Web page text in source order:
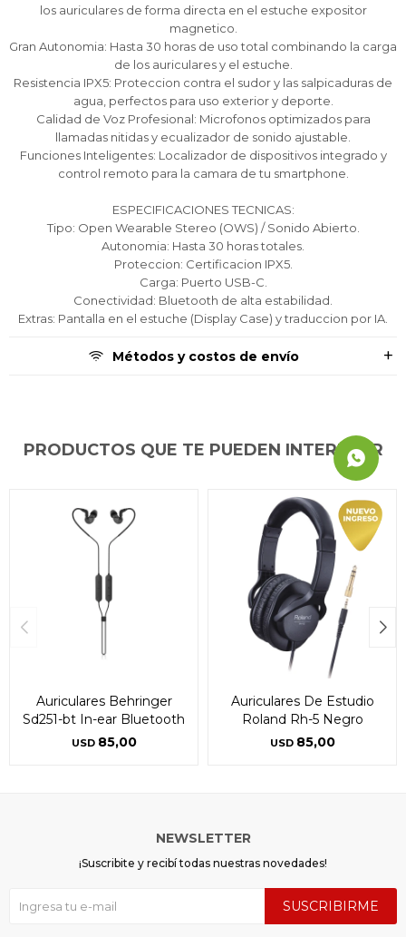
los auriculares de forma directa en el estuche expositor
magnetico.
Gran Autonomia: Hasta 30 horas de uso total combinando la carga
de los auriculares y el estuche.
Resistencia IPX5: Proteccion contra el sudor y las salpicaduras de
agua, perfectos para uso exterior y deporte.
Calidad de Voz Profesional: Microfonos optimizados para
llamadas nitidas y ecualizador de sonido ajustable.
Funciones Inteligentes: Localizador de dispositivos integrado y
control remoto para la camara de tu smartphone.
ESPECIFICACIONES TECNICAS:
Tipo: Open Wearable Stereo (OWS) / Sonido Abierto.
Autonomia: Hasta 30 horas totales.
Proteccion: Certificacion IPX5.
Carga: Puerto USB-C.
Conectividad: Bluetooth de alta estabilidad.
Extras: Pantalla en el estuche (Display Case) y traduccion por IA.
Métodos y costos de envío
PRODUCTOS QUE TE PUEDEN INTERESAR
Auriculares Behringer
Sd251-bt In-ear Bluetooth
USD 85,00
Auriculares De Estudio
Roland Rh-5 Negro
USD 85,00
Fecha de nacimiento
Mes Año
Continuar
Elegís Pago Después como metodo de pago
* sujeto a aprobación crediticia. El monto disponible
puede variar por comercio
NEWSLETTER
¡Suscribite y recibí todas nuestras novedades!
SUSCRIBIRME
Fecha de nacimiento
Mes Año
Continuar
Elegís Pago Después como metodo de pago
* sujeto a aprobación crediticia. El monto disponible
puede variar por comercio
Fecha de nacimiento
Mes Año
Continuar
Elegís Pago Después como metodo de pago
* sujeto a aprobación crediticia. El monto disponible
puede variar por comercio